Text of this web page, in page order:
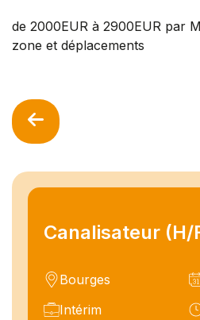
Canalisateur (H/
Bourges
Intérim
de 2000EUR à 2900EUR par
zone et déplacements